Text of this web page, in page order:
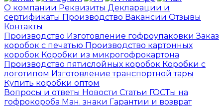
О компании Реквизиты Декларации и
сертификаты Производство Вакансии Отзывы
Контакты
Производство Изготовление гофроупаковкиЗаказ
коробок с печатью Производство картонных
коробок Коробки из микрогофрокартона
Производство пятислойных коробок Коробки с
логотипом Изготовление транспортной тары
Купить коробки оптом
Вопросы и ответы Новости Статьи ГОСТы на
гофрокороба Ман. знаки Гарантии и возврат